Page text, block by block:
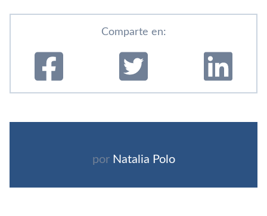
Comparte en:
por Natalia Polo